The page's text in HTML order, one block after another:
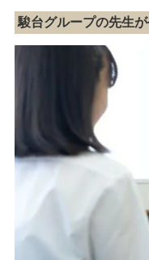
駿台グループの先生